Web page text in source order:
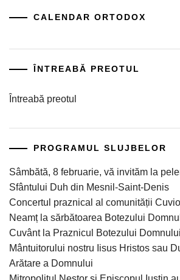
CALENDAR ORTODOX
ÎNTREABĂ PREOTUL
Întreabă preotul
PROGRAMUL SLUJBELOR
Sâmbătă, 8 februarie, vă invităm la
Sfântului Duh din Mesnil-Saint-Denis
Concertul praznical al comunității
Neamț la sărbătoarea Botezului
Cuvânt la Praznicul Botezului
Mântuitorului nostru Iisus Hristos sau
Arătare a Domnului